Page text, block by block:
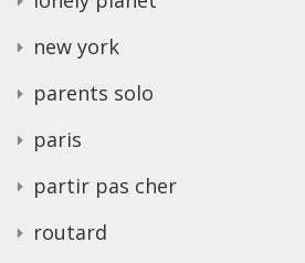
new york
parents solo
paris
partir pas cher
routard